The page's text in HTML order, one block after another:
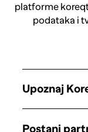
platforme
podataka i
Upoznaj
Postani